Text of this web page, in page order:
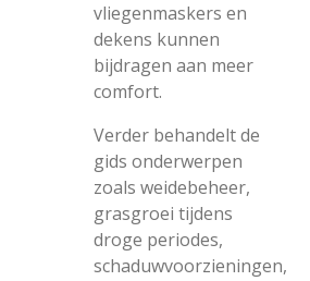
vliegenmaskers en
dekens kunnen
bijdragen aan meer
comfort.
Verder behandelt de
gids onderwerpen
zoals weidebeheer,
grasgroei tijdens
droge periodes,
schaduwvoorzieningen,